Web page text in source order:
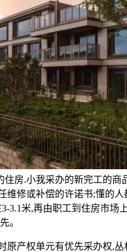
房.小我采办的新完工的
维修或补偿的许诺书;懂的
3.1米,再由职工到住房市场
。
权单元有优先采办权,丛